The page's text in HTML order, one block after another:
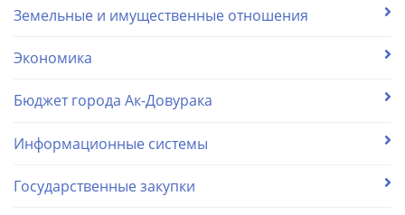
Земельные и имущественные отношения
Экономика
Бюджет города Ак-Довурака
Информационные системы
Государственные закупки